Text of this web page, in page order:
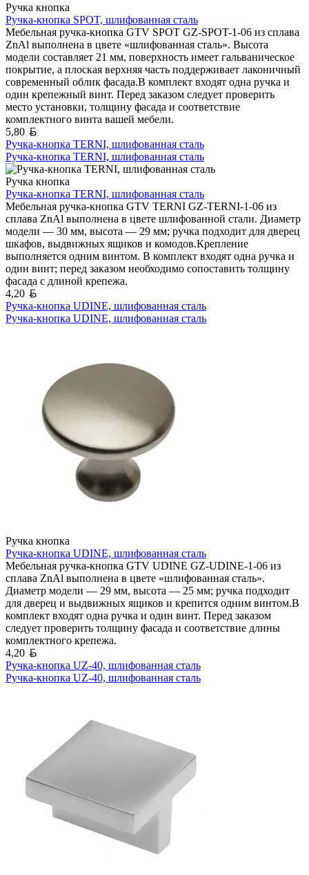
Ручка кнопка
Ручка-кнопка SPOT, шлифованная сталь
Мебельная ручка-кнопка GTV SPOT GZ-SPOT-1-06 из сплава
ZnAl выполнена в цвете «шлифованная сталь». Высота
модели составляет 21 мм, поверхность имеет гальваническое
покрытие, а плоская верхняя часть поддерживает лаконичный
современный облик фасада.В комплект входят одна ручка и
один крепежный винт. Перед заказом следует проверить
место установки, толщину фасада и соответствие
комплектного винта вашей мебели.
5,80
Ручка-кнопка TERNI, шлифованная сталь
Ручка-кнопка TERNI, шлифованная сталь
Ручка кнопка
Ручка-кнопка TERNI, шлифованная сталь
Мебельная ручка-кнопка GTV TERNI GZ-TERNI-1-06 из
сплава ZnAl выполнена в цвете шлифованной стали. Диаметр
модели — 30 мм, высота — 29 мм; ручка подходит для дверец
шкафов, выдвижных ящиков и комодов.Крепление
выполняется одним винтом. В комплект входят одна ручка и
один винт; перед заказом необходимо сопоставить толщину
фасада с длиной крепежа.
4,20
Ручка-кнопка UDINE, шлифованная сталь
Ручка-кнопка UDINE, шлифованная сталь
Ручка кнопка
Ручка-кнопка UDINE, шлифованная сталь
Мебельная ручка-кнопка GTV UDINE GZ-UDINE-1-06 из
сплава ZnAl выполнена в цвете «шлифованная сталь».
Диаметр модели — 29 мм, высота — 25 мм; ручка подходит
для дверец и выдвижных ящиков и крепится одним винтом.В
комплект входят одна ручка и один винт. Перед заказом
следует проверить толщину фасада и соответствие длины
комплектного крепежа.
4,20
Ручка-кнопка UZ-40, шлифованная сталь
Ручка-кнопка UZ-40, шлифованная сталь